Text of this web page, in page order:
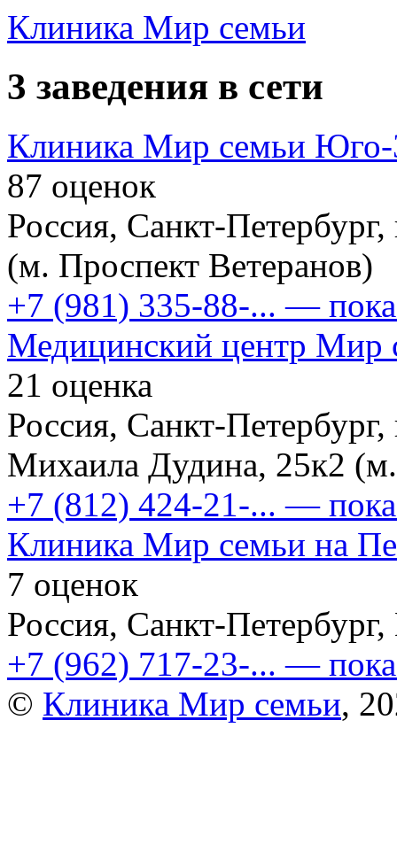
Клиника Мир семьи
3 заведения в сети
Клиника Мир семьи Юго-
87 оценок
Россия, Санкт-
(м. Проспект Ветеранов)
+7 (981) 335-88-...—
Медицинский центр Мир
21 оценка
Россия, Санкт-
Михаила Дудина, 25к2
+7 (812) 424-21-...—
Клиника Мир семьи на
7 оценок
Россия, Санкт-
+7 (962) 717-23-...—
© Клиника Мир семьи,